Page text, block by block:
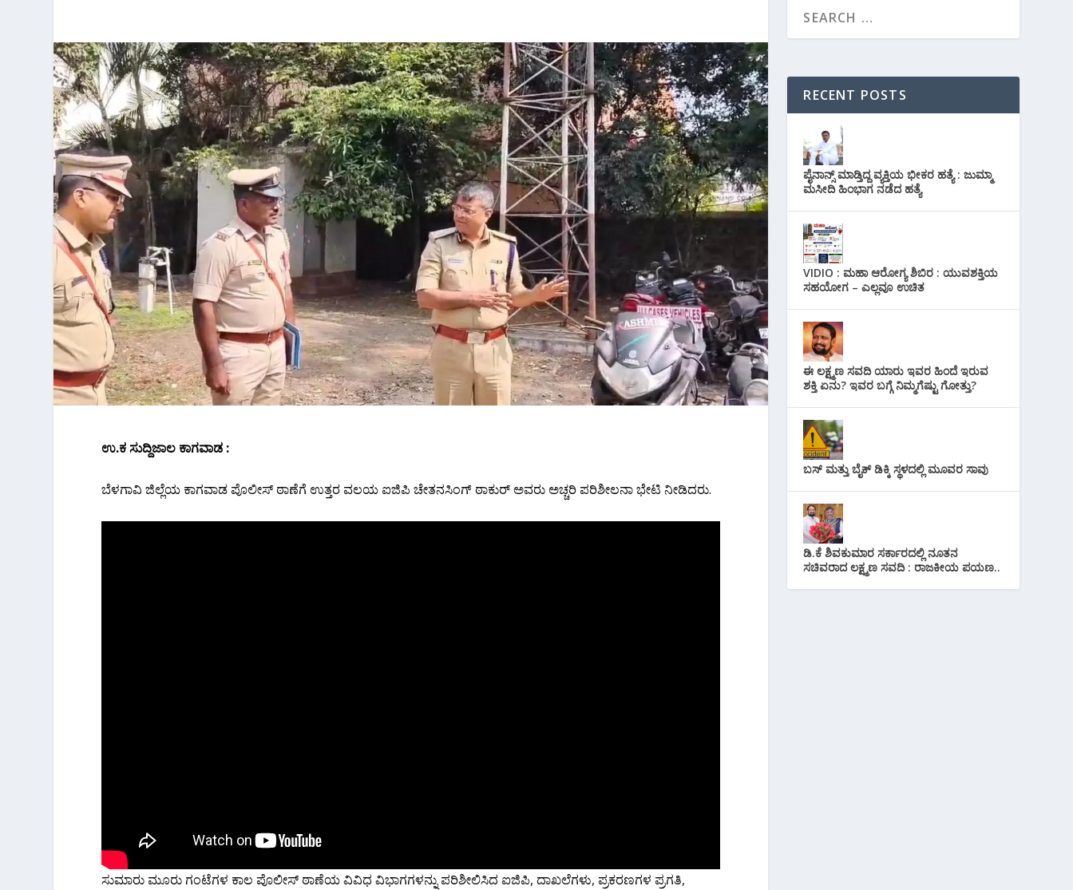
ಉ.ಕ‌ ಸುದ್ದಿಜಾಲ ಕಾಗವಾಡ :
ಬೆಳಗಾವಿ ಜಿಲ್ಲೆಯ ಕಾಗವಾಡ ಪೊಲೀಸ್ ಠಾಣೆಗೆ ಉತ್ತರ ವಲಯ ಐಜಿಪಿ ಚೇತನಸಿಂಗ್ ಠಾಕುರ್ ಅವರು ಅಚ್ಚರಿ ಪರಿಶೀಲನಾ ಭೇಟಿ ನೀಡಿದರು.
ಸುಮಾರು ಮೂರು ಗಂಟೆಗಳ ಕಾಲ ಪೊಲೀಸ್ ಠಾಣೆಯ ವಿವಿಧ ವಿಭಾಗಗಳನ್ನು ಪರಿಶೀಲಿಸಿದ ಐಜಿಪಿ, ದಾಖಲೆಗಳು, ಪ್ರಕರಣಗಳ ಪ್ರಗತಿ,
RECENT POSTS
ಪೈನಾನ್ಸ್ ಮಾಡ್ತಿದ್ದ ವ್ಯಕ್ತಿಯ ಭೀಕರ‌ ಹತ್ಯೆ : ಜುಮ್ಮಾ
ಮಸೀದಿ ಹಿಂಭಾಗ ನಡೆದ ಹತ್ಯೆ
VIDIO : ಮಹಾ ಆರೋಗ್ಯ ಶಿಬಿರ : ಯುವಶಕ್ತಿಯ
ಸಹಯೋಗ – ಎಲ್ಲವೂ ಉಚಿತ
ಈ ಲಕ್ಷ್ಮಣ ಸವದಿ ಯಾರು ಇವರ ಹಿಂದೆ ಇರುವ
ಶಕ್ತಿ ಏನು? ಇವರ ಬಗ್ಗೆ ನಿಮ್ಮಗೆಷ್ಟು ಗೋತ್ತು?
ಬಸ್ ಮತ್ತು ಬೈಕ್ ಡಿಕ್ಕಿ ಸ್ಥಳದಲ್ಲಿ ಮೂವರ ಸಾವು
ಡಿ.ಕೆ ಶಿವಕುಮಾರ ಸರ್ಕಾರದಲ್ಲಿ ನೂತನ
ಸಚಿವರಾದ ಲಕ್ಷ್ಮಣ ಸವದಿ : ರಾಜಕೀಯ ಪಯಣ..